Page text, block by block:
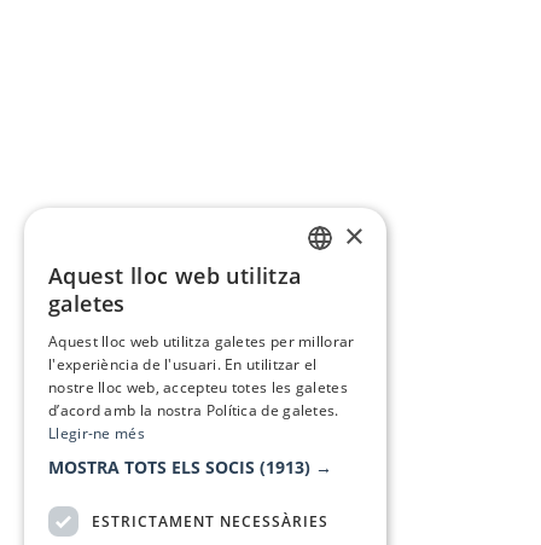
×
Aquest lloc web utilitza
galetes
Aquest lloc web utilitza galetes per millorar
l'experiència de l'usuari. En utilitzar el
nostre lloc web, accepteu totes les galetes
d’acord amb la nostra Política de galetes.
Llegir-ne més
MOSTRA TOTS ELS SOCIS (1913) →
ESTRICTAMENT NECESSÀRIES